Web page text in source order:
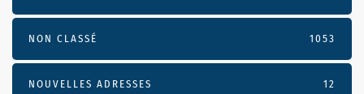
NON CLASSÉ 1053
NOUVELLES ADRESSES 12